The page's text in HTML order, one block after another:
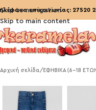
Skip to navigation
Skip to main content
επικοινωνίας: 27520
Αρχική σελίδα/ ΕΦΗΒΙΚΑ (6-18